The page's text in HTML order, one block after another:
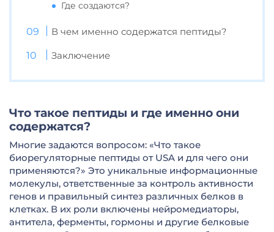
Где создаются?
В чем именно содержатся пептиды?
Заключение
Что такое пептиды и где именно они
содержатся?
Многие задаются вопросом: «Что такое
биорегуляторные пептиды от USA и для чего они
применяются?» Это уникальные информационные
молекулы, ответственные за контроль активности
генов и правильный синтез различных белков в
клетках. В их роли включены нейромедиаторы,
антитела, ферменты, гормоны и другие белковые